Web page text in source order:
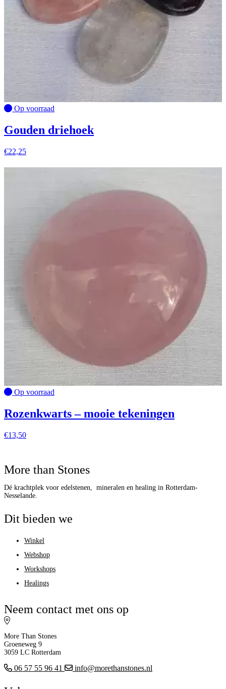
Op voorraad
Gouden driehoek
€22,25
Op voorraad
Rozenkwarts – mooie tekeningen
€13,50
More than Stones
Dé krachtplek voor edelstenen, mineralen en healing in Rotterdam-
Nesselande.
Dit bieden we
Winkel
Webshop
Workshops
Healings
Neem contact met ons op
More Than Stones
Groeneweg 9
3059 LC Rotterdam
06 57 55 96 41 info@morethanstones.nl